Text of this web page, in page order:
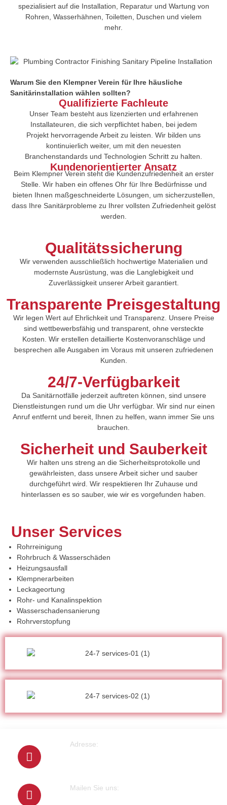
spezialisiert auf die Installation, Reparatur und Wartung von
Rohren, Wasserhähnen, Toiletten, Duschen und vielem
mehr.
Warum Sie den Klempner Verein für Ihre häusliche
Sanitärinstallation wählen sollten?
Qualifizierte Fachleute
Unser Team besteht aus lizenzierten und erfahrenen
Installateuren, die sich verpflichtet haben, bei jedem
Projekt hervorragende Arbeit zu leisten. Wir bilden uns
kontinuierlich weiter, um mit den neuesten
Branchenstandards und Technologien Schritt zu halten.
Kundenorientierter Ansatz
Beim Klempner Verein steht die Kundenzufriedenheit an erster
Stelle. Wir haben ein offenes Ohr für Ihre Bedürfnisse und
bieten Ihnen maßgeschneiderte Lösungen, um sicherzustellen,
dass Ihre Sanitärprobleme zu Ihrer vollsten Zufriedenheit gelöst
werden.
Qualitätssicherung
Wir verwenden ausschließlich hochwertige Materialien und
modernste Ausrüstung, was die Langlebigkeit und
Zuverlässigkeit unserer Arbeit garantiert.
Transparente Preisgestaltung
Wir legen Wert auf Ehrlichkeit und Transparenz. Unsere Preise
sind wettbewerbsfähig und transparent, ohne versteckte
Kosten. Wir erstellen detaillierte Kostenvoranschläge und
besprechen alle Ausgaben im Voraus mit unseren zufriedenen
Kunden.
24/7-Verfügbarkeit
Da Sanitärnotfälle jederzeit auftreten können, sind unsere
Dienstleistungen rund um die Uhr verfügbar. Wir sind nur einen
Anruf entfernt und bereit, Ihnen zu helfen, wann immer Sie uns
brauchen.
Sicherheit und Sauberkeit
Wir halten uns streng an die Sicherheitsprotokolle und
gewährleisten, dass unsere Arbeit sicher und sauber
durchgeführt wird. Wir respektieren Ihr Zuhause und
hinterlassen es so sauber, wie wir es vorgefunden haben.
Unser Services
Rohrreinigung
Rohrbruch & Wasserschäden
Heizungsausfall
Klempnerarbeiten
Leckageortung
Rohr- und Kanalinspektion
Wasserschadensanierung
Rohrverstopfung
Adresse:
Mailen Sie uns: